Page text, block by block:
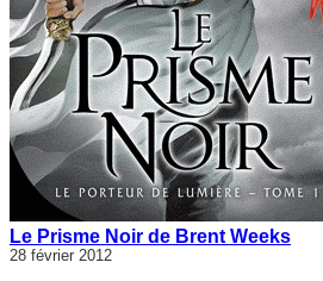
Le Prisme Noir de Brent Weeks
28 février 2012